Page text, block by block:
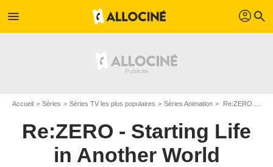
menu profil search
Accueil Séries Séries TV les plus populaires Séries Animation Re:ZERO - Starting Life in Another World
Re:ZERO - Starting Life
in Another World